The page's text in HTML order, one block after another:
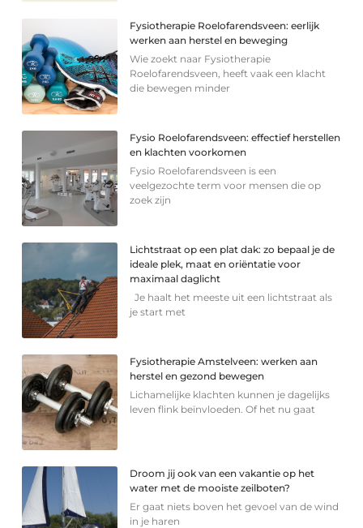
Fysiotherapie Roelofarendsveen: eerlijk
werken aan herstel en beweging
Wie zoekt naar Fysiotherapie
Roelofarendsveen, heeft vaak een klacht
die bewegen minder
Fysio Roelofarendsveen: effectief herstellen
en klachten voorkomen
Fysio Roelofarendsveen is een
veelgezochte term voor mensen die op
zoek zijn
Lichtstraat op een plat dak: zo bepaal je de
ideale plek, maat en oriëntatie voor
maximaal daglicht
Je haalt het meeste uit een lichtstraat als
je start met
Fysiotherapie Amstelveen: werken aan
herstel en gezond bewegen
Lichamelijke klachten kunnen je dagelijks
leven flink beïnvloeden. Of het nu gaat
Droom jij ook van een vakantie op het
water met de mooiste zeilboten?
Er gaat niets boven het gevoel van de wind
in je haren